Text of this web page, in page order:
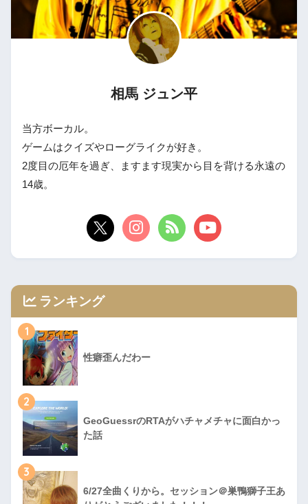
相馬 ジュン平
当方ボーカル。
ゲームはクイズやローグライクが好き。
2度目の厄年を過ぎ、ますます現実から目を背ける永遠の
14歳。
ランキング
1
性癖歪んだわー
2
GeoGuessrのRTAがハチャメチャに面白かっ
た話
3
6/27全曲くりから。セッション＠巣鴨獅子王あ